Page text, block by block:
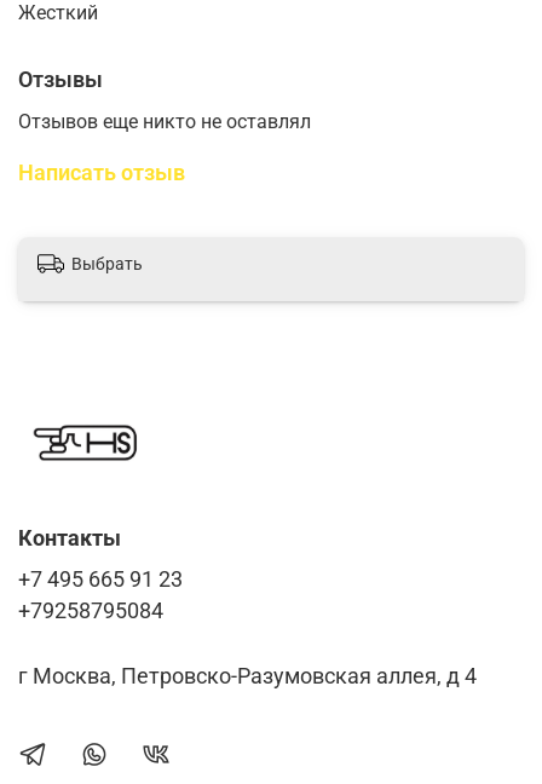
Жесткий
Отзывы
Отзывов еще никто не оставлял
Написать отзыв
Выбрать
Контакты
+7 495 665 91 23
+79258795084
г Москва, Петровско-Разумовская аллея, д 4